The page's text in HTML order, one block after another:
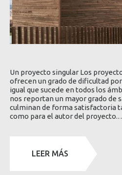
Un proyecto singular Los
ofrecen un grado de dificultad
igual que sucede en todos los
nos reportan un mayor grado de
culminan de forma satisfactoria
como para el autor del
LEER MÁS